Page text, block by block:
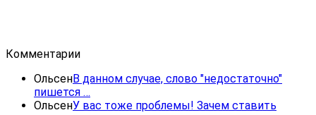
Комментарии
ОльсенВ данном случае, слово "недостаточно"
пишется …
ОльсенУ вас тоже проблемы! Зачем ставить